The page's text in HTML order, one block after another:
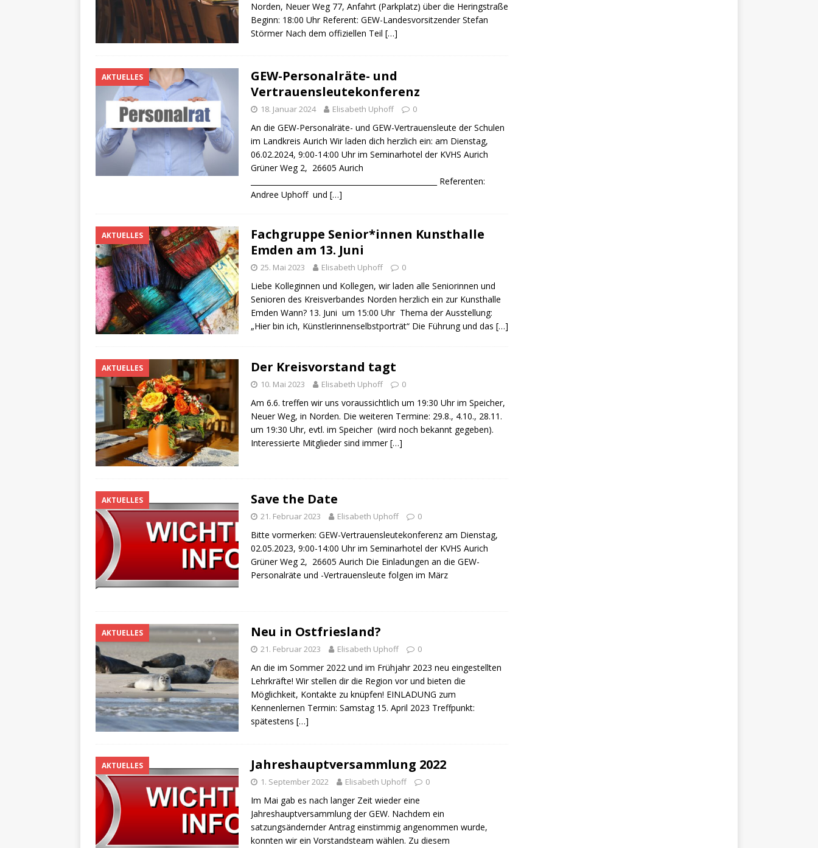
Norden, Neuer Weg 77, Anfahrt (Parkplatz) über die Heringstraße
Beginn: 18:00 Uhr Referent: GEW-Landesvorsitzender Stefan
Störmer Nach dem offiziellen Teil […]
AKTUELLES
GEW-Personalräte- und
Vertrauensleutekonferenz
18. Januar 2024 Elisabeth Uphoff 0
An die GEW-Personalräte- und GEW-Vertrauensleute der Schulen
im Landkreis Aurich Wir laden dich herzlich ein: am Dienstag,
06.02.2024, 9:00-14:00 Uhr im Seminarhotel der KVHS Aurich
Grüner Weg 2, 26605 Aurich
___________________________________________________ Referenten:
Andree Uphoff und […]
AKTUELLES
Fachgruppe Senior*innen Kunsthalle
Emden am 13. Juni
25. Mai 2023 Elisabeth Uphoff 0
Liebe Kolleginnen und Kollegen, wir laden alle Seniorinnen und
Senioren des Kreisverbandes Norden herzlich ein zur Kunsthalle
Emden Wann? 13. Juni um 15:00 Uhr Thema der Ausstellung:
„Hier bin ich, Künstlerinnenselbstporträt“ Die Führung und das […]
AKTUELLES Der Kreisvorstand tagt
10. Mai 2023 Elisabeth Uphoff 0
Am 6.6. treffen wir uns voraussichtlich um 19:30 Uhr im Speicher,
Neuer Weg, in Norden. Die weiteren Termine: 29.8., 4.10., 28.11.
um 19:30 Uhr, evtl. im Speicher (wird noch bekannt gegeben).
Interessierte Mitglieder sind immer[…]
AKTUELLES Save the Date
21. Februar 2023 Elisabeth Uphoff 0
Bitte vormerken: GEW-Vertrauensleutekonferenz am Dienstag,
02.05.2023, 9:00-14:00 Uhr im Seminarhotel der KVHS Aurich
Grüner Weg 2, 26605 Aurich Die Einladungen an die GEW-
Personalräte und -Vertrauensleute folgen im März
AKTUELLES Neu in Ostfriesland?
21. Februar 2023 Elisabeth Uphoff 0
An die im Sommer 2022 und im Frühjahr 2023 neu eingestellten
Lehrkräfte! Wir stellen dir die Region vor und bieten die
Möglichkeit, Kontakte zu knüpfen! EINLADUNG zum
Kennenlernen Termin: Samstag 15. April 2023 Treffpunkt:
spätestens […]
AKTUELLES Jahreshauptversammlung 2022
1. September 2022 Elisabeth Uphoff 0
Im Mai gab es nach langer Zeit wieder eine
Jahreshauptversammlung der GEW. Nachdem ein
satzungsändernder Antrag einstimmig angenommen wurde,
konnten wir ein Vorstandsteam wählen. Zu diesem